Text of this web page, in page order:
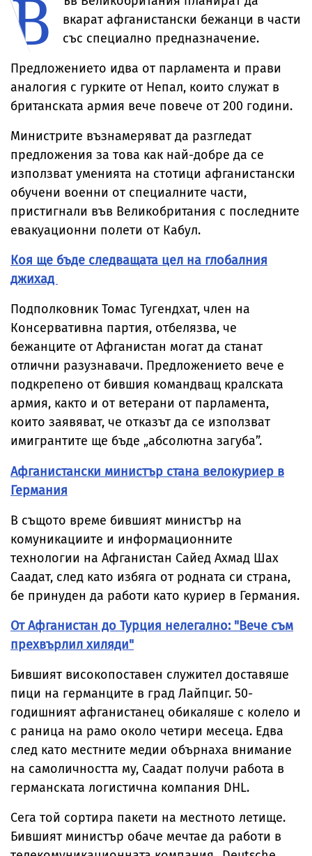
В
вкарат афганистански бежанци в части
със специално предназначение.
Предложението идва от парламента и прави
аналогия с гурките от Непал, които служат в
британската армия вече повече от 200 години.
Министрите възнамеряват да разгледат
предложения за това как най-добре да се
използват уменията на стотици афганистански
обучени военни от специалните части,
пристигнали във Великобритания с последните
евакуационни полети от Кабул.
Коя ще бъде следващата цел на глобалния
джихад
Подполковник Томас Тугендхат, член на
Консервативна партия, отбелязва, че
бежанците от Афганистан могат да станат
отлични разузнавачи. Предложението вече е
подкрепено от бившия командващ кралската
армия, както и от ветерани от парламента,
които заявяват, че отказът да се използват
имигрантите ще бъде „абсолютна загуба”.
Афганистански министър стана велокуриер в
Германия
В същото време бившият министър на
комуникациите и информационните
технологии на Афганистан Сайед Ахмад Шах
Саадат, след като избяга от родната си страна,
бе принуден да работи като куриер в Германия.
От Афганистан до Турция нелегално: "Вече съм
прехвърлил хиляди"
Бившият високопоставен служител доставяше
пици на германците в град Лайпциг. 50-
годишният афганистанец обикаляше с колело и
с раница на рамо около четири месеца. Едва
след като местните медии обърнаха внимание
на самоличността му, Саадат получи работа в
германската логистична компания DHL.
Сега той сортира пакети на местното летище.
Бившият министър обаче мечтае да работи в